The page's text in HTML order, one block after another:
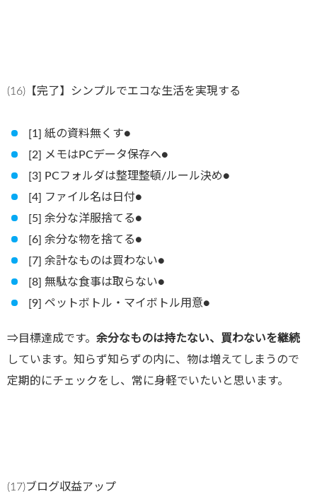
(16)【完了】シンプルでエコな生活を実現する
[1] 紙の資料無くす●
[2] メモはPCデータ保存へ●
[3] PCフォルダは整理整頓/ルール決め●
[4] ファイル名は日付●
[5] 余分な洋服捨てる●
[6] 余分な物を捨てる●
[7] 余計なものは買わない●
[8] 無駄な食事は取らない●
[9] ペットボトル・マイボトル用意●
⇒目標達成です。 余分なものは持たない、買わないを継続
しています。知らず知らずの内に、物は増えてしまうので
定期的にチェックをし、常に身軽でいたいと思います。
(17)ブログ収益アップ